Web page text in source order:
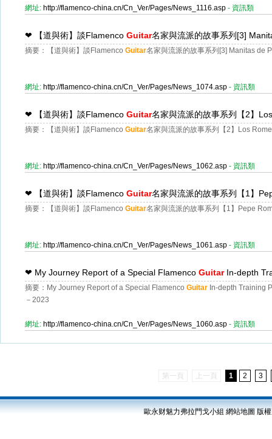
網址: http://flamenco-china.cn/Cn_Ver/Pages/News_1116.asp - 資訊類
❤ 【道與術】談Flamenco Guitar名家與流派的故事系列[3]
摘要：【道與術】談Flamenco Guitar名家與流派的故事系列[3] Manitas de
網址: http://flamenco-china.cn/Cn_Ver/Pages/News_1074.asp - 資訊類
❤ 【道與術】談Flamenco Guitar名家與流派的故事系列【2】
摘要：【道與術】談Flamenco Guitar名家與流派的故事系列【2】Los
網址: http://flamenco-china.cn/Cn_Ver/Pages/News_1062.asp - 資訊類
❤ 【道與術】談Flamenco Guitar名家與流派的故事系列【1】
摘要：【道與術】談Flamenco Guitar名家與流派的故事系列【1】Pepe
網址: http://flamenco-china.cn/Cn_Ver/Pages/News_1061.asp - 資訊類
❤ My Journey Report of a Special Flamenco GuitarIn-depth
Helen Chau
摘要：My Journey Report of a Special Flamenco Guitar In-depth Training
－2023
網址: http://flamenco-china.cn/Cn_Ver/Pages/News_1060.asp - 資訊類
第一頁 上一頁 1 2 3
歐永财魅力弗拉門戈小組 網站地圖 版